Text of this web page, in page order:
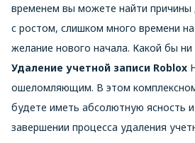
временем вы можете найти
с ростом, слишком много времени
желание нового начала. Какой бы
Удаление учетной записи Roblox
ошеломляющим. В этом
будете иметь абсолютную ясность
завершении процесса удаления